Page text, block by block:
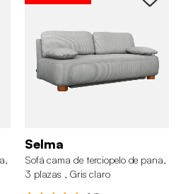
Selma
Sofá cama de terciopelo de pana,
3 plazas , Gris claro